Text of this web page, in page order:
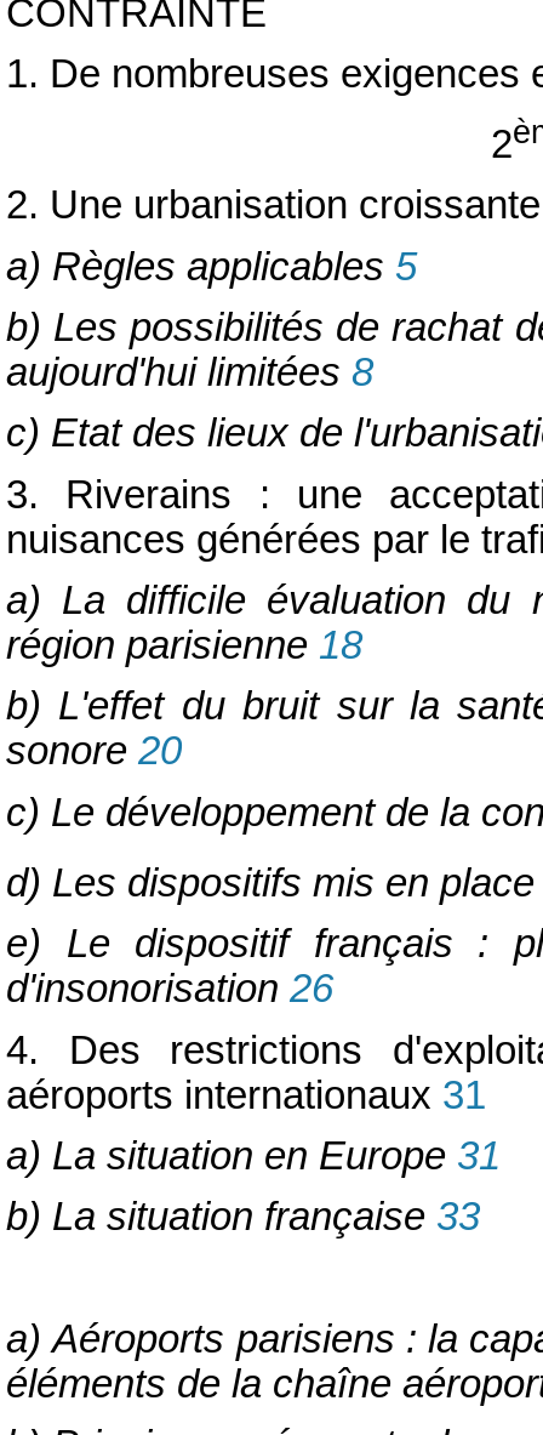
CONTRAINTE
1. De nombreuses exigences
2
2. Une urbanisation
a) Règles applicables 5
b) Les possibilités de rachat
aujourd'hui limitées 8
c) Etat des lieux de
3. Riverains : une
nuisances générées par le
a) La difficile évaluation du
région parisienne 18
b) L'effet du bruit sur la
sonore 20
c) Le développement de la
d) Les dispositifs mis en
e) Le dispositif français :
d'insonorisation 26
4. Des restrictions
aéroports internationaux 31
a) La situation en Europe 31
b) La situation française 33
a) Aéroports parisiens : la
éléments de la chaîne